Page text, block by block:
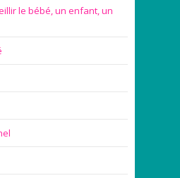
le bébé, un enfant, un